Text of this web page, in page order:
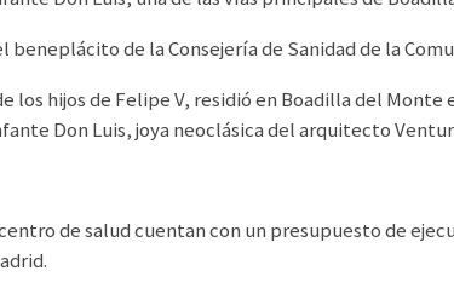
beneplácito de la Consejería de Sanidad de la
los hijos de Felipe V, residió en Boadilla del Monte
Don Luis, joya neoclásica del arquitecto
de salud cuentan con un presupuesto de